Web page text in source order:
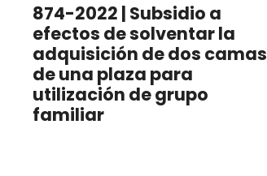
874-2022 | Subsidio a
efectos de solventar la
adquisición de dos camas
de una plaza para
utilización de grupo
familiar